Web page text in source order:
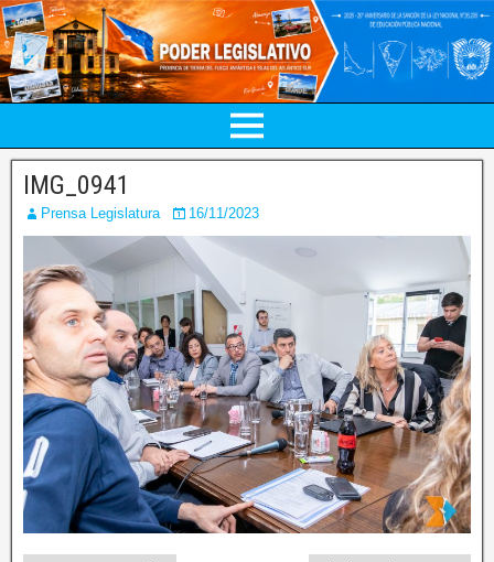
IMG_0941
Prensa Legislatura 16/11/2023